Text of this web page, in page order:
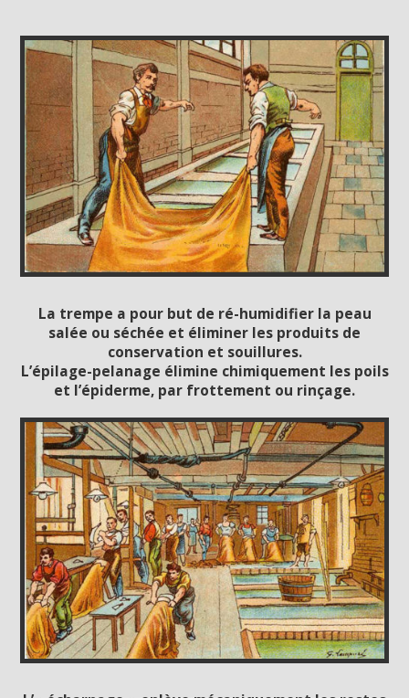
La trempe a pour but de ré-humidifier la peau
salée ou séchée et éliminer les produits de
conservation et souillures.
L’épilage-pelanage élimine chimiquement les poils
et l’épiderme, par frottement ou rinçage.